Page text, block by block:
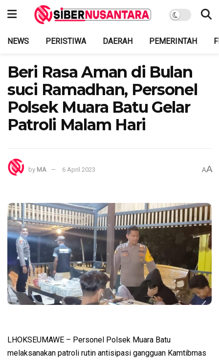
NEWS PERISTIWA DAERAH PEMERINTAH
Beri Rasa Aman di Bulan
suci Ramadhan, Personel
Polsek Muara Batu Gelar
Patroli Malam Hari
by MA 6 April 2023 AA
LHOKSEUMAWE – Personel Polsek Muara Batu
melaksanakan patroli rutin antisipasi gangguan Kamtibmas